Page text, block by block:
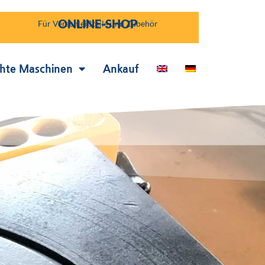
ONLINE-SHOP
Für Verschleißteile und Zubehör
Maschinen Ankauf